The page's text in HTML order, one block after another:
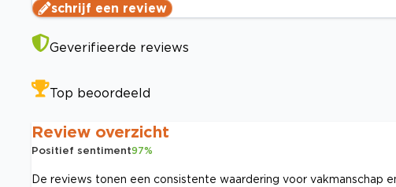
schrijf een review
Geverifieerde reviews
Top beoordeeld
Review overzicht
Positief sentiment97%
De reviews tonen een consistente waardering voor vakmanschap